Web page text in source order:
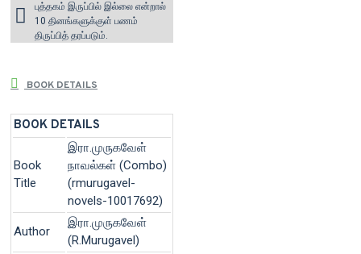
புத்தகம் இருப்பில் இல்லை என்றால்
10 தினங்களுக்குள் பணம்
திருப்பித் தரப்படும்.
BOOK DETAILS
BOOK DETAILS
Book
Title
இரா.முருகவேள்
நாவல்கள் (Combo)
(rmurugavel-
novels-10017692)
Author
இரா.முருகவேள்
(R.Murugavel)